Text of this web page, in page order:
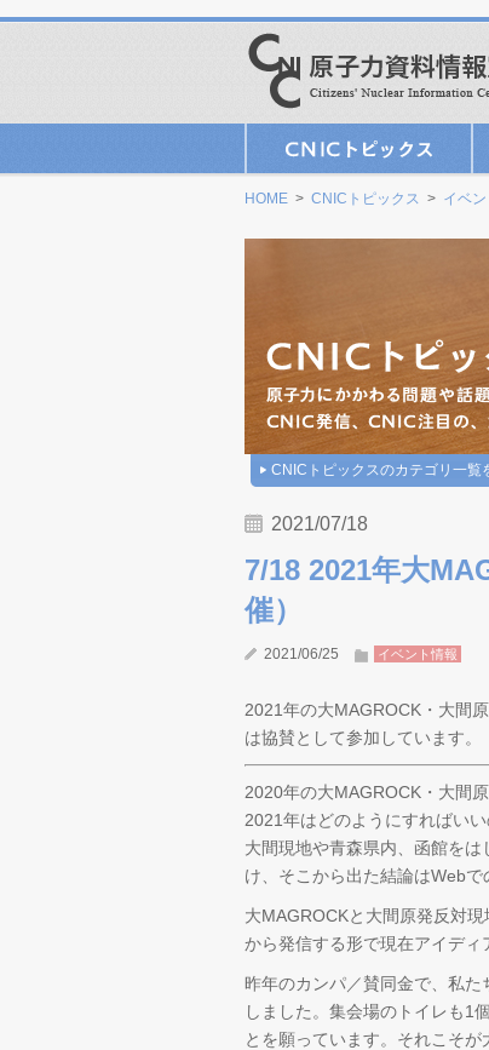
HOME > CNICトピックス > イベ
CNICトピックスのカテゴリ一覧
2021/07/18
7/18 2021年大
催）
2021/06/25 イベント情報
2021年の大MAGROCK・大間
は協賛として参加しています。
2020年の大MAGROCK・大間
2021年はどのようにすればい
大間現地や青森県内、函館を
け、そこから出た結論はWebで
大MAGROCKと大間原発反対
から発信する形で現在アイディ
昨年のカンパ／賛同金で、私
しました。集会場のトイレも1
とを願っています。それこそ